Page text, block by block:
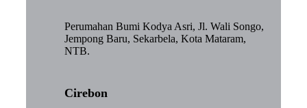
Perumahan Bumi Kodya Asri, Jl. Wali Songo,
Jempong Baru, Sekarbela, Kota Mataram,
NTB.
Cirebon